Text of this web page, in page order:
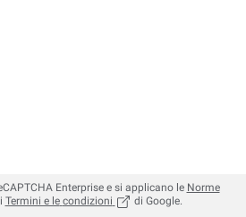
Enterprise e si applicano le Norme
in una nuova scheda)
Termini e le condizioni , (apre in una nuova
di Google.